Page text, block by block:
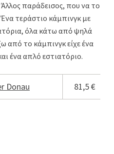
παράδεισος, που να το
τεράστιο κάμπινγκ με
όλα κάτω από ψηλά
από το κάμπινγκ είχε ένα
ένα απλό εστιατόριο.
Donau 81,5 €